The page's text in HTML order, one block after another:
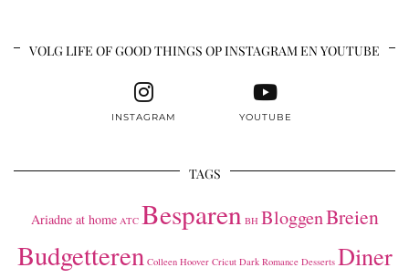
VOLG LIFE OF GOOD THINGS OP INSTAGRAM EN YOUTUBE
INSTAGRAM YOUTUBE
TAGS
Ariadne at home ATC Besparen BH BloggenBreien
Budgetteren Colleen Hoover Cricut Dark Romance Desserts Diner